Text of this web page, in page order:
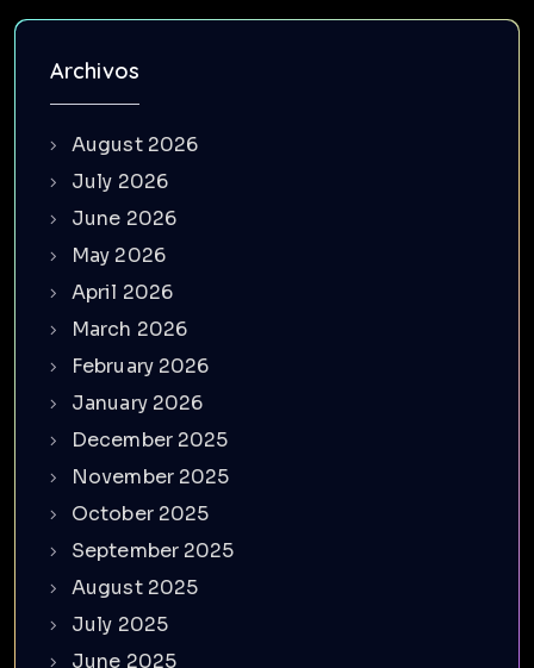
Archivos
August 2026
July 2026
June 2026
May 2026
April 2026
March 2026
February 2026
January 2026
December 2025
November 2025
October 2025
September 2025
August 2025
July 2025
June 2025